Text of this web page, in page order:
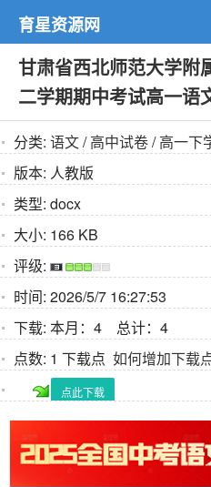
育星资源网
甘肃省西北师范大学附
二学期期中考试高一语
分类: 语文/高中试卷/高一下
版本: 人教版
类型: docx
大小: 166 KB
评级:
时间: 2026/5/7 16:27:53
下载: 本月：4 总计：4
点数: 1 下载点 如何增加下载
点此下载